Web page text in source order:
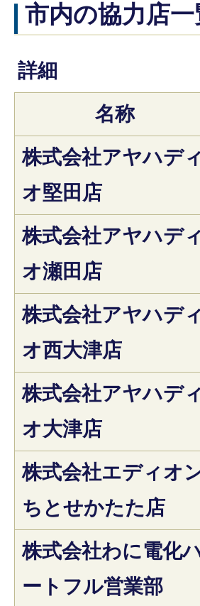
市内の協力店
詳細
名称
株式会社アヤハディ
オ堅田店
株式会社アヤハディ
オ瀬田店
株式会社アヤハディ
オ西大津店
株式会社アヤハディ
オ大津店
株式会社エディオ
ちとせかたた店
株式会社わに電化
ートフル営業部